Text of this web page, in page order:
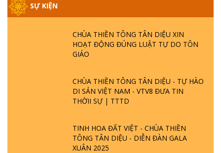
SỰ KIỆN
CHÙA THIỀN TÔNG TÂN DIỆU XIN
HOẠT ĐỘNG ĐÚNG LUẬT TỰ DO TÔN
GIÁO
CHÙA THIỀN TÔNG TÂN DIỆU - TỰ HÀO
DI SẢN VIỆT NAM - VTV8 ĐƯA TIN
THỜII SỰ | TTTD
TINH HOA ĐẤT VIỆT - CHÙA THIỀN
TÔNG TÂN DIỆU - DIỄN ĐÀN GALA
XUÂN 2025